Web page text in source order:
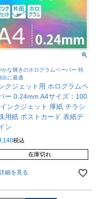
かな輝きのホログラムペーパー 特
出に最適
クジェット用 ホログラムペ
ー 0.24mm A4サイズ：100
ンクジェット 厚紙 チラシ
用紙 ポストカード 表紙デ
ン
税込
在庫切れ
細を見る